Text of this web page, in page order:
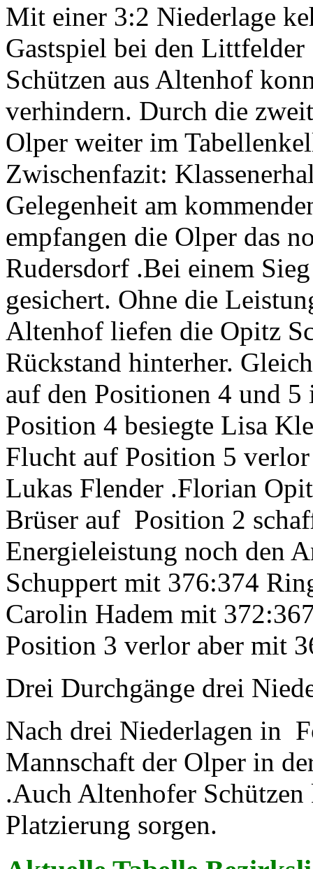
Mit einer 3:2 Niederlage
Gastspiel bei den
Schützen aus Altenhof
verhindern. Durch die
Olper weiter im
Zwischenfazit:
Gelegenheit am
empfangen die Olper das
Rudersdorf .Bei einem
gesichert. Ohne die
Altenhof liefen die Opitz
Rückstand hinterher.
auf den Positionen 4 und
Position 4 besiegte Lisa
Flucht auf Position 5
Lukas Flender .Florian
Brüser auf Position 2
Energieleistung noch den
Schuppert mit 376:374
Carolin Hadem mit
Position 3 verlor aber mit
Drei Durchgänge drei
Nach drei Niederlagen in
Mannschaft der Olper in
.Auch Altenhofer
Platzierung sorgen.